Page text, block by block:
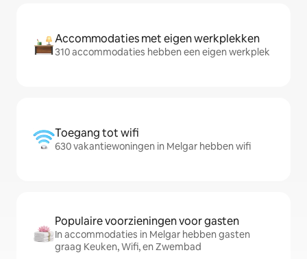
Accommodaties met eigen werkplekken
310 accommodaties hebben een eigen werkplek
Toegang tot wifi
630 vakantiewoningen in Melgar hebben wifi
Populaire voorzieningen voor gasten
In accommodaties in Melgar hebben gasten
graag Keuken, Wifi, en Zwembad